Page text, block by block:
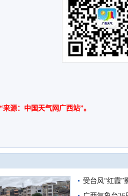
来源：中国天气网广西站”。
受台风“红霞”